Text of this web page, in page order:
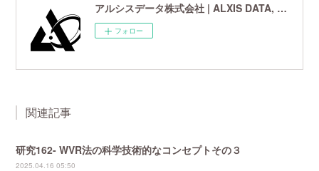
アルシスデータ株式会社 | ALXIS DATA, Inc. | 世界最先端の画像鮮鋭化技術研究開発企業
フォロー
関連記事
研究162- WVR法の科学技術的なコンセプトその３
2025.04.16 05:50